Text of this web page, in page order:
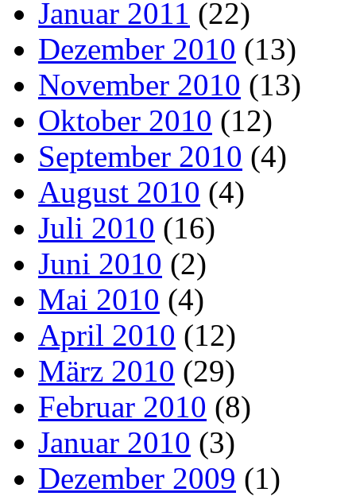
Januar 2011 (22)
Dezember 2010 (13)
November 2010 (13)
Oktober 2010 (12)
September 2010 (4)
August 2010 (4)
Juli 2010 (16)
Juni 2010 (2)
Mai 2010 (4)
April 2010 (12)
März 2010 (29)
Februar 2010 (8)
Januar 2010 (3)
Dezember 2009 (1)